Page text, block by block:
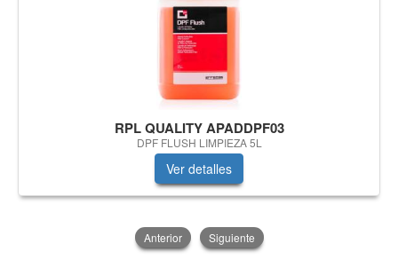
RPL QUALITY APADDPF03
DPF FLUSH LIMPIEZA 5L
Ver detalles
Anterior Siguiente